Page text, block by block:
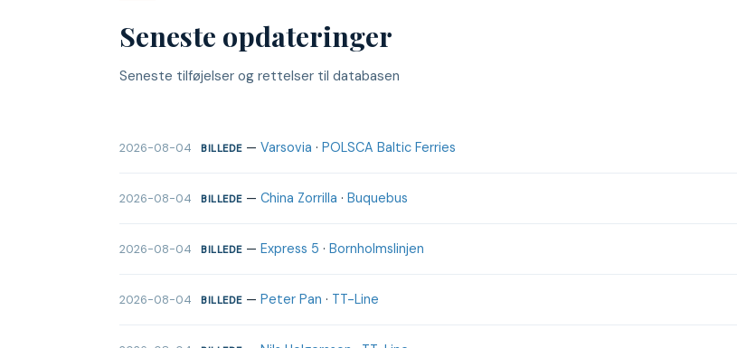
Seneste opdateringer
Seneste tilføjelser og rettelser til databasen
2026-08-04 BILLEDE— Varsovia · POLSCA Baltic Ferries
2026-08-04 BILLEDE— China Zorrilla · Buquebus
2026-08-04 BILLEDE— Express 5 · Bornholmslinjen
2026-08-04 BILLEDE— Peter Pan · TT-Line